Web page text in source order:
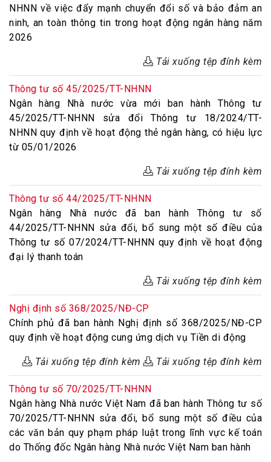
NHNN về việc đẩy mạnh chuyển đổi số và bảo đảm an
ninh, an toàn thông tin trong hoạt động ngân hàng năm
2026
Tải xuống tệp đính kèm
Thông tư số 45/2025/TT-NHNN
Ngân hàng Nhà nước vừa mới ban hành Thông tư
45/2025/TT-NHNN sửa đổi Thông tư 18/2024/TT-
NHNN quy định về hoạt động thẻ ngân hàng, có hiệu lực
từ 05/01/2026
Tải xuống tệp đính kèm
Thông tư số 44/2025/TT-NHNN
Ngân hàng Nhà nước đã ban hành Thông tư số
44/2025/TT-NHNN sửa đổi, bổ sung một số điều của
Thông tư số 07/2024/TT-NHNN quy định về hoạt động
đại lý thanh toán
Tải xuống tệp đính kèm
Nghị định số 368/2025/NĐ-CP
Chính phủ đã ban hành Nghị định số 368/2025/NĐ-CP
quy định về hoạt động cung ứng dịch vụ Tiền di động
Tải xuống tệp đính kèm Tải xuống tệp đính kèm
Thông tư số 70/2025/TT-NHNN
Ngân hàng Nhà nước Việt Nam đã ban hành Thông tư số
70/2025/TT-NHNN sửa đổi, bổ sung một số điều của
các văn bản quy phạm pháp luật trong lĩnh vực kế toán
do Thống đốc Ngân hàng Nhà nước Việt Nam ban hành